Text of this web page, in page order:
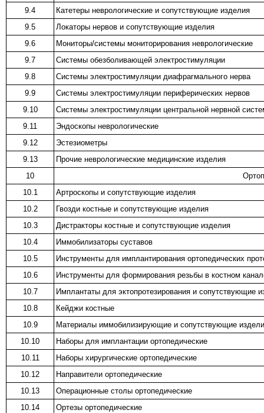
9.4
Катетеры неврологические и сопутствующие изделия
9.5
Локаторы нервов и сопутствующие изделия
9.6
Мониторы/системы мониторирования неврологические
9.7
Системы обезболивающей электростимуляции
9.8
Системы электростимуляции диафрагмального нерва
9.9
Системы электростимуляции периферических нервов
9.10
Системы электростимуляции центральной нервной
9.11
Эндоскопы неврологические
9.12
Эстезиометры
9.13
Прочие неврологические медицинские изделия
10
10.1
Артроскопы и сопутствующие изделия
10.2
Гвозди костные и сопутствующие изделия
10.3
Дистракторы костные и сопутствующие изделия
10.4
Иммобилизаторы суставов
10.5
Инструменты для имплантирования ортопедических
10.6
Инструменты для формирования резьбы в костном
10.7
Имплантаты для эктопротезирования и сопутствующие
10.8
Кейджи костные
10.9
Материалы иммобилизирующие и сопутствующие
10.10
Наборы для имплантации ортопедические
10.11
Наборы хирургические ортопедические
10.12
Направители ортопедические
10.13
Операционные столы ортопедические
10.14
Ортезы ортопедические